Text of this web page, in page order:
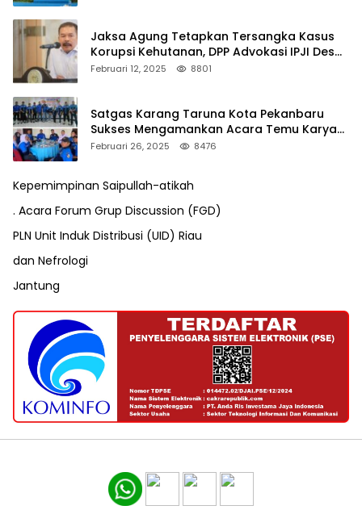
Jaksa Agung Tetapkan Tersangka Kasus
Korupsi Kehutanan, DPP Advokasi IPJI Desak
Pengusutan Pajak RAPP
Februari 12, 2025 8801
Satgas Karang Taruna Kota Pekanbaru
Sukses Mengamankan Acara Temu Karya
VII Karang Taruna Pekanbaru
Februari 26, 2025 8476
Kepemimpinan Saipullah-atikah
. Acara Forum Grup Discussion (FGD)
PLN Unit Induk Distribusi (UID) Riau
dan Nefrologi
Jantung